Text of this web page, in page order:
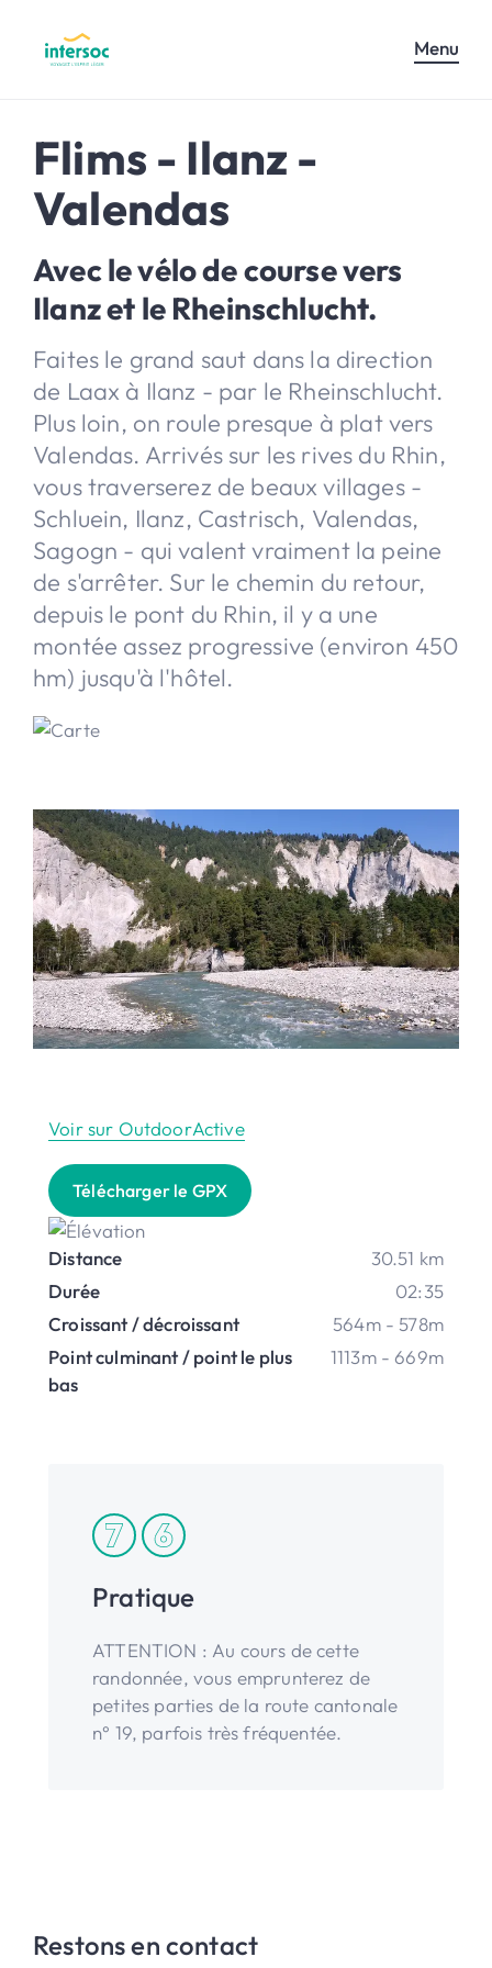
Menu
Flims - Ilanz -
Valendas
Avec le vélo de course vers
Ilanz et le Rheinschlucht.
Faites le grand saut dans la direction
de Laax à Ilanz - par le Rheinschlucht.
Plus loin, on roule presque à plat vers
Valendas. Arrivés sur les rives du Rhin,
vous traverserez de beaux villages -
Schluein, Ilanz, Castrisch, Valendas,
Sagogn - qui valent vraiment la peine
de s'arrêter. Sur le chemin du retour,
depuis le pont du Rhin, il y a une
montée assez progressive (environ 450
hm) jusqu'à l'hôtel.
Voir sur OutdoorActive
Télécharger le GPX
Distance
30.51 km
Durée
02:35
Croissant / décroissant
564m - 578m
Point culminant / point le plus
bas
1113m - 669m
Pratique
ATTENTION : Au cours de cette
randonnée, vous emprunterez de
petites parties de la route cantonale
n° 19, parfois très fréquentée.
Restons en contact